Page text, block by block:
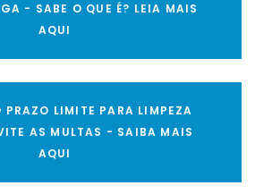
- SABE O QUE É? LEIA MAIS
AQUI
PRAZO LIMITE PARA LIMPEZA
AS MULTAS - SAIBA MAIS
AQUI